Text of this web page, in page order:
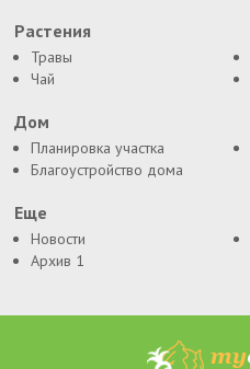
Растения
Травы
Чай
Дом
Планировка участка
Благоустройство дома
Еще
Новости
Архив 1